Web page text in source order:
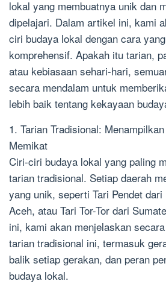
lokal yang membuatnya unik dan
dipelajari. Dalam artikel ini, kami
ciri budaya lokal dengan cara
komprehensif. Apakah itu tarian,
atau kebiasaan sehari-hari,
secara mendalam untuk
lebih baik tentang kekayaan
1. Tarian Tradisional:
Memikat
Ciri-ciri budaya lokal yang paling
tarian tradisional. Setiap daerah
yang unik, seperti Tari Pendet
Aceh, atau Tari Tor-Tor dari
ini, kami akan menjelaskan
tarian tradisional ini, termasuk
balik setiap gerakan, dan peran
budaya lokal.